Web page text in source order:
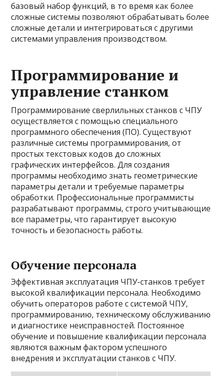
базовый набор функций, в то время как более
сложные системы позволяют обрабатывать более
сложные детали и интегрироваться с другими
системами управления производством.
Программирование и
управление станком
Программирование сверлильных станков с ЧПУ
осуществляется с помощью специального
программного обеспечения (ПО). Существуют
различные системы программирования, от
простых текстовых кодов до сложных
графических интерфейсов. Для создания
программы необходимо знать геометрические
параметры детали и требуемые параметры
обработки. Профессиональные программисты
разрабатывают программы, строго учитывающие
все параметры, что гарантирует высокую
точность и безопасность работы.
Обучение персонала
Эффективная эксплуатация ЧПУ-станков требует
высокой квалификации персонала. Необходимо
обучить операторов работе с системой ЧПУ,
программированию, техническому обслуживанию
и диагностике неисправностей. Постоянное
обучение и повышение квалификации персонала
являются важным фактором успешного
внедрения и эксплуатации станков с ЧПУ.